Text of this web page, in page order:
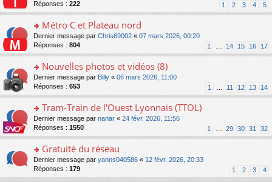
c
e
pl
u
s
ré
c
lu
le
pl
u
s
ré
c
s
a
g
e
n
o
n
lu
le
pl
u
ré
c
e
nt
er
le
m
e
s
s
a
g
e
n
o
n
lu
le
pl
s
ré
c
Réponses : 222 1 2 3 4 5
o
n
s
ult
er
le
m
e
s
s
a
g
n
o
n
Métro C et Plateau nord
Dernier message par Chris69002 « 07 mars 2026, 00:20
Réponses : 804 1 14 15 16 17
o
n
s
ult
er
le
m
e
s
s
a
g
Nouvelles photos et vidéos (8)
Dernier message par Billy « 06 mars 2026, 11:00
Réponses : 653 1 11 12 13 14
o
n
s
ult
er
le
m
Tram-Train de l'Ouest Lyonnais (TTOL)
Dernier message par nanar « 24 févr. 2026, 11:56
Réponses : 1550 1 29 30 31 32
o
n
s
Gratuité du réseau
Dernier message par yanns040586 « 12 févr. 2026, 20:33
Réponses : 179 1 2 3 4